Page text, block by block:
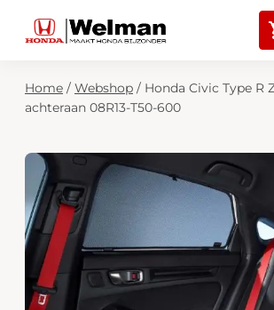
Modellen
Onderhoud en service
Over ons
Webshop
Zoekfunctie
Plan onderhoud
Mijn Honda Welman
Home / Webshop / Honda Civic Type R
achteraan 08R13-T50-600